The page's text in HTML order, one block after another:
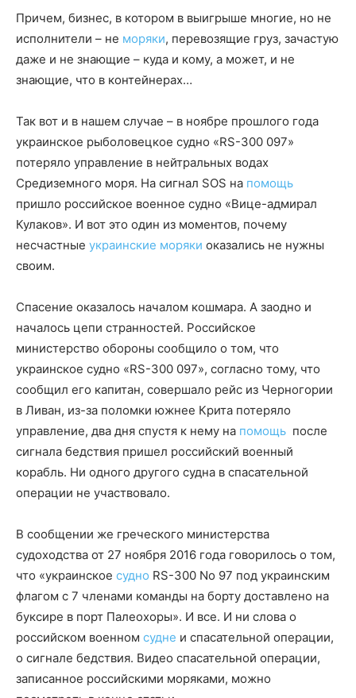
Причем, бизнес, в котором в выигрыше многие, но не
исполнители – не моряки, перевозящие груз, зачастую
даже и не знающие – куда и кому, а может, и не
знающие, что в контейнерах…
Так вот и в нашем случае – в ноябре прошлого года
украинское рыболовецкое судно «RS-300 097»
потеряло управление в нейтральных водах
Средиземного моря. На сигнал SOS на помощь
пришло российское военное судно «Вице-адмирал
Кулаков». И вот это один из моментов, почему
несчастные украинские моряки оказались не нужны
своим.
Спасение оказалось началом кошмара. А заодно и
началось цепи странностей. Российское
министерство обороны сообщило о том, что
украинское судно «RS-300 097», согласно тому, что
сообщил его капитан, совершало рейс из Черногории
в Ливан, из-за поломки южнее Крита потеряло
управление, два дня спустя к нему на помощь после
сигнала бедствия пришел российский военный
корабль. Ни одного другого судна в спасательной
операции не участвовало.
В сообщении же греческого министерства
судоходства от 27 ноября 2016 года говорилось о том,
что «украинское судно RS-300 No 97 под украинским
флагом с 7 членами команды на борту доставлено на
буксире в порт Палеохоры». И все. И ни слова о
российском военном судне и спасательной операции,
о сигнале бедствия. Видео спасательной операции,
записанное российскими моряками, можно